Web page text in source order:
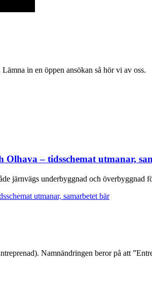
in en öppen ansökan så hör vi av oss.
– tidsschemat utmanar,
järnvägs underbyggnad och
utmanar, samarbetet bär
Namnändringen beror på att